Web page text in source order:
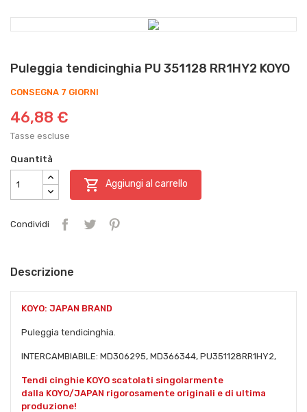
Puleggia tendicinghia PU 351128 RR1HY2 KOYO
CONSEGNA 7 GIORNI
46,88 €
Tasse escluse
Quantità
 Aggiungi al carrello
Condividi
Descrizione
KOYO: JAPAN BRAND
Puleggia tendicinghia.
INTERCAMBIABILE: MD306295, MD366344, PU351128RR1HY2,
Tendi cinghie KOYO scatolati singolarmente
dalla KOYO/JAPAN rigorosamente originali e di ultima
produzione!